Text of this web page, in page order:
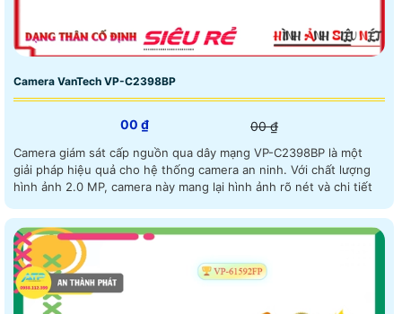
Camera VanTech VP-C2398BP
00 ₫ 00 ₫
Camera giám sát cấp nguồn qua dây mạng VP-C2398BP là một
giải pháp hiệu quả cho hệ thống camera an ninh. Với chất lượng
hình ảnh 2.0 MP, camera này mang lại hình ảnh rõ nét và chi tiết